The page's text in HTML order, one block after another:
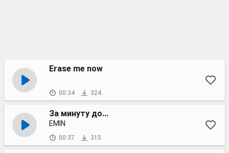
Erase me now
00:34 324
За минуту до...
EMIN
00:37 315